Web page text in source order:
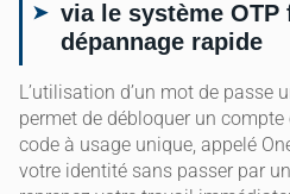
via le système
dépannage rapide
L’utilisation d’un mot de passe
permet de débloquer un
code à usage unique, appelé
votre identité sans passer par